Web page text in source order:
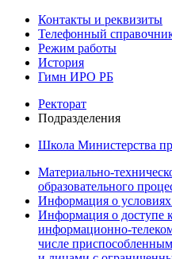
Контакты и реквизиты
Телефонный
Режим работы
История
Гимн ИРО РБ
Ректорат
Подразделения
Школа Министерства
Материально-
образовательного
Информация о
Информация о доступе
информационно-
числе